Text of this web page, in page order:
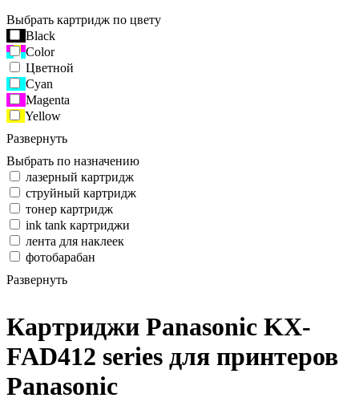
Выбрать картридж по цвету
Black
Color
Цветной
Cyan
Magenta
Yellow
Развернуть
Выбрать по назначению
лазерный картридж
струйный картридж
тонер картридж
ink tank картриджи
лента для наклеек
фотобарабан
Развернуть
Картриджи Panasonic KX-
FAD412 series для принтеров
Panasonic